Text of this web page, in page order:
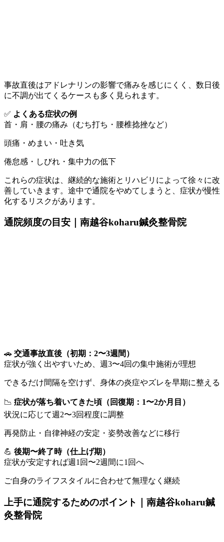
事故直後はアドレナリンの影響で痛みを感じにくく、数日後
に不調が出てくるケースも多く見られます。
✅ よくある症状の例
首・肩・腰の痛み（むち打ち・腰椎捻挫など）
頭痛・めまい・吐き気
倦怠感・しびれ・集中力の低下
これらの症状は、継続的な施術とリハビリによって徐々に改
善していきます。途中で通院をやめてしまうと、症状が慢性
化するリスクがあります。
通院頻度の目安｜南越谷koharu鍼灸整骨院
🚗 交通事故直後（初期：2〜3週間）
症状が強く出やすいため、週3〜4回の集中施術が理想
できるだけ間隔を空けず、身体の炎症やズレを早期に整える
📉 症状が落ち着いてきた頃（回復期：1〜2か月目）
状況に応じて週2〜3回程度に調整
再発防止・自律神経の安定・姿勢改善などに移行
💪 後期〜終了時（仕上げ期）
症状が安定すれば週1回〜2週間に1回へ
ご自身のライフスタイルに合わせて無理なく継続
上手に通院するためのポイント｜南越谷koharu鍼
灸整骨院